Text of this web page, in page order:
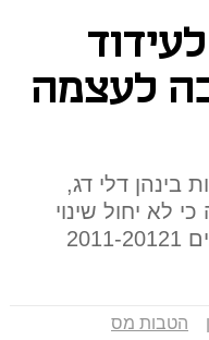
לעצמה
בינהן דלי דג,
לא יחול שינוי
הטבות מס